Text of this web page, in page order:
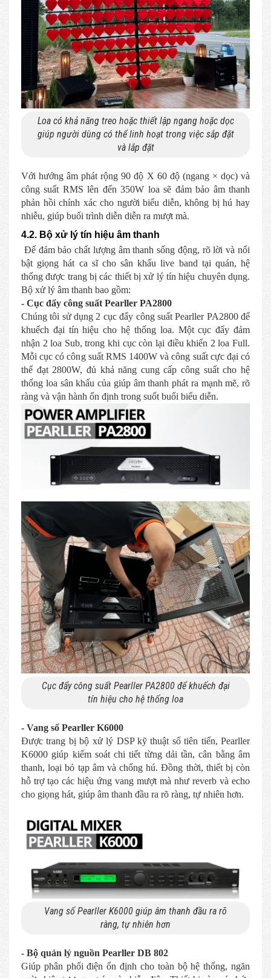
Loa có khả năng treo hoặc thiết lập ngang hoặc dọc
giúp người dùng có thể linh hoạt trong việc sắp đặt
và lắp đặt
Với hướng âm phát rộng 90 độ X 60 độ (ngang × dọc) và
công suất RMS lên đến 350W loa sẽ đảm bảo âm thanh
phản hồi chính xác cho người biểu diễn, không bị hú hay
nhiễu, giúp buổi trình diễn diễn ra mượt mà.
4.2. Bộ xử lý tín hiệu âm thanh
Để đảm bảo chất lượng âm thanh sống động, rõ lời và nổi
bật giọng hát ca sĩ cho sân khấu live band tại quán, hệ
thống được trang bị các thiết bị xử lý tín hiệu chuyên dụng.
Bộ xử lý âm thanh bao gồm:
- Cục đẩy công suất Pearller PA2800
Chúng tôi sử dụng 2 cục đẩy công suất Pearller PA2800 để
khuếch đại tín hiệu cho hệ thống loa. Một cục đẩy đảm
nhận 2 loa Sub, trong khi cục còn lại điều khiển 2 loa Full.
Mỗi cục có công suất RMS 1400W và công suất cực đại có
thể đạt 2800W, đủ khả năng cung cấp công suất cho hệ
thống loa sân khấu của giúp âm thanh phát ra mạnh mẽ, rõ
ràng và vận hành ổn định trong suốt buổi biểu diễn.
Cục đẩy công suất Pearller PA2800 để khuếch đại
tín hiệu cho hệ thống loa
- Vang số Pearller K6000
Được trang bị bộ xử lý DSP kỹ thuật số tiên tiến, Pearller
K6000 giúp kiểm soát chi tiết từng dải tần, cân bằng âm
thanh, loại bỏ tạp âm và chống hú. Đồng thời, thiết bị còn
hỗ trợ tạo các hiệu ứng vang mượt mà như reverb và echo
cho giọng hát, giúp âm thanh đầu ra rõ ràng, tự nhiên hơn.
Vang số Pearller K6000 giúp âm thanh đầu ra rõ
ràng, tự nhiên hơn
- Bộ quản lý nguồn Pearller DB 802
Giúp phân phối điện ổn định cho toàn bộ hệ thống, ngăn